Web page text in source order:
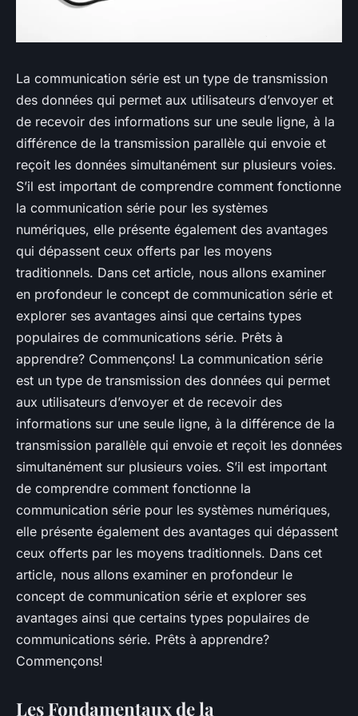
La communication série est un type de transmission
des données qui permet aux utilisateurs d’envoyer et
de recevoir des informations sur une seule ligne, à la
différence de la transmission parallèle qui envoie et
reçoit les données simultanément sur plusieurs voies.
S’il est important de comprendre comment fonctionne
la communication série pour les systèmes
numériques, elle présente également des avantages
qui dépassent ceux offerts par les moyens
traditionnels. Dans cet article, nous allons examiner
en profondeur le concept de communication série et
explorer ses avantages ainsi que certains types
populaires de communications série. Prêts à
apprendre? Commençons! La communication série
est un type de transmission des données qui permet
aux utilisateurs d’envoyer et de recevoir des
informations sur une seule ligne, à la différence de la
transmission parallèle qui envoie et reçoit les données
simultanément sur plusieurs voies. S’il est important
de comprendre comment fonctionne la
communication série pour les systèmes numériques,
elle présente également des avantages qui dépassent
ceux offerts par les moyens traditionnels. Dans cet
article, nous allons examiner en profondeur le
concept de communication série et explorer ses
avantages ainsi que certains types populaires de
communications série. Prêts à apprendre?
Commençons!
Les Fondamentaux de la